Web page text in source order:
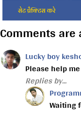
सेट प्रैक्टिस करे
Comments are
Lucky boy
Please help me
Replies by...
Waiting